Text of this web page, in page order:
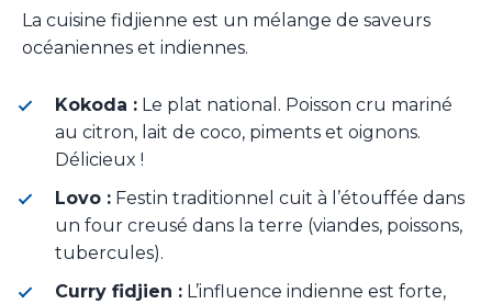
La cuisine fidjienne est un mélange de saveurs
océaniennes et indiennes.
Kokoda : Le plat national. Poisson cru mariné
au citron, lait de coco, piments et oignons.
Délicieux !
Lovo : Festin traditionnel cuit à l’étouffée dans
un four creusé dans la terre (viandes, poissons,
tubercules).
Curry fidjien : L’influence indienne est forte,